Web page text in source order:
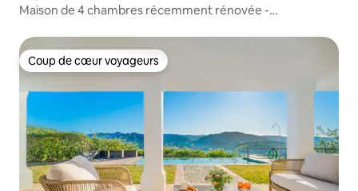
Maison de 4 chambres récemment rénovée -
Coup de cœur voyageurs
Coup de cœur voyageurs